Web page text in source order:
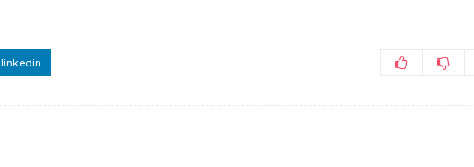
linkedin